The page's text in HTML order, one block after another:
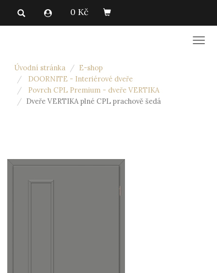
0 Kč
Úvodní stránka
E-shop
DOORNITE - Interiérové dveře
Povrch CPL Premium - dveře VERTIKA
Dveře VERTIKA plné CPL prachově šedá